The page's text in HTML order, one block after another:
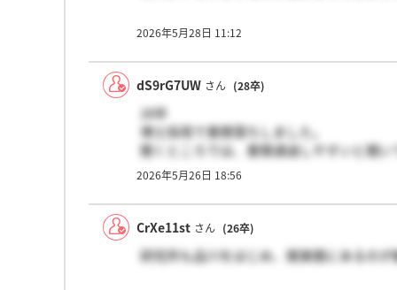
2026年5月28日 11:12
dS9rG7UW さん (28卒)
28卒
博士採用で書類落ちしました。
聞くところでは、書類通過しやすいと聞
みなさんの感想をお聞かせください
2026年5月26日 18:56
CrXe11st さん (26卒)
研究所も品川をはじめ、関東圏にあるの